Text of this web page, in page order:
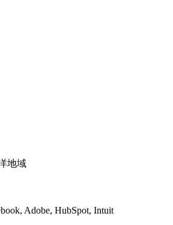
地域
Adobe, HubSpot, Intuit